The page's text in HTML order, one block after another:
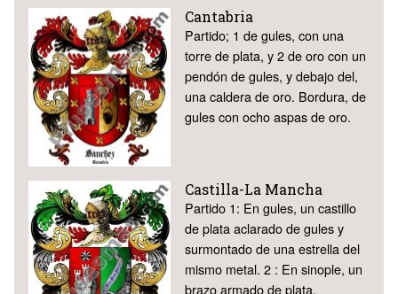
Cantabria
Partido; 1 de gules, con una
torre de plata, y 2 de oro con un
pendón de gules, y debajo del,
una caldera de oro. Bordura, de
gules con ocho aspas de oro.
Castilla-La Mancha
Partido 1: En gules, un castillo
de plata aclarado de gules y
surmontado de una estrella del
mismo metal. 2 : En sinople, un
brazo armado de plata,